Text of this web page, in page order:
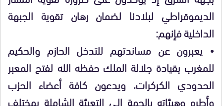
الديموقراطي لبلادنا لضمان رهان تقوية الجبهة
الداخلية فإنهم:
• يعبرون عن مساندتهم للتدخل الحازم والحكيم
للمغرب بقيادة جلالة الملك حفظه الله لفتح المعبر
الحدودي الكركرات، ويدعون كافة أعضاء الحزب
وأطره وهيئاته بالجهة إلى التعبئة الشاملة بمختلف